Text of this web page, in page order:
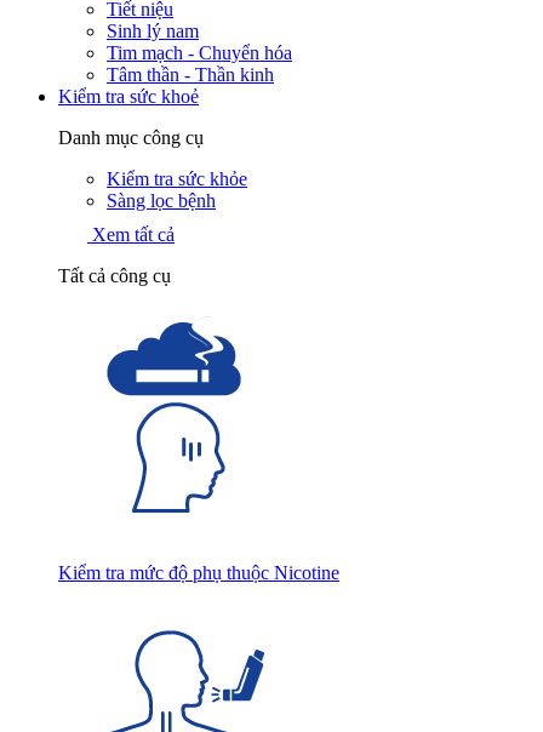
Tiết niệu
Sinh lý nam
Tim mạch - Chuyển hóa
Tâm thần - Thần kinh
Kiểm tra sức khoẻ
Danh mục công cụ
Kiểm tra sức khỏe
Sàng lọc bệnh
Xem tất cả
Tất cả công cụ
Kiểm tra mức độ phụ thuộc Nicotine